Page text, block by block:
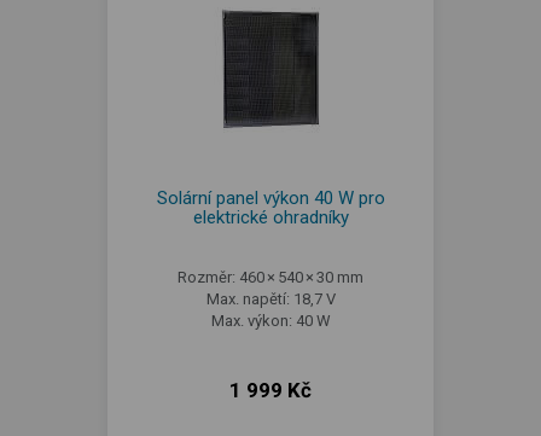
Solární panel výkon 40 W pro
elektrické ohradníky
Rozměr: 460 × 540 × 30 mm
Max. napětí: 18,7 V
Max. výkon: 40 W
1 999 Kč